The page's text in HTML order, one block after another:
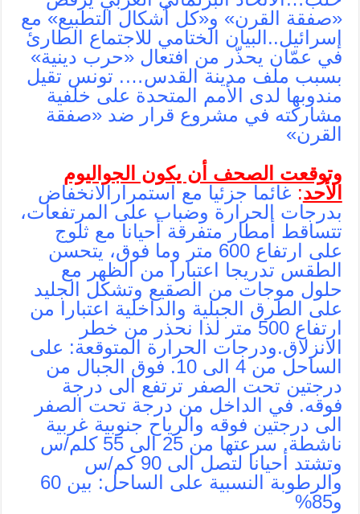
«صفقة القرن» و«كل أشكال التطبيع» مع
إسرائيل..البيان الختامي للاجتماع الطارئ
في عمّان يحذّر من افتعال «حرب دينية»
بسبب ملف مدينة القدس…. تونس تقيل
مندوبها لدى الأمم المتحدة على خلفية
مشاركته في مشروع قرار ضد «صفقة
القرن»
وتوقعت الصحف أن يكون الجواليوم
الأحد: غائما جزئيا مع استمرارالانخفاض
بدرجات الحرارة وضباب على المرتفعات،
تتساقط أمطار متفرقة أحيانا مع ثلوج
على ارتفاع 600 متر وما فوق، يتحسن
الطقس تدريجا اعتبارا من الظهر مع
حلول موجات من الصقيع وتشكل الجليد
على الطرق الجبلية والداخلية اعتبارا من
ارتفاع 500 متر لذا نحذر من خطر
الانزلاق.ودرجات الحرارة المتوقعة: على
الساحل من 4 الى 10. فوق الجبال من
درجتين تحت الصفر ترتفع الى درجة
فوقه. في الداخل من درجة تحت الصفر
الى درجتين فوقه والرياح جنوبية غربية
ناشطة. سرعتها من 25 الى 55 كلم/س
وتشتد أحيانا لتصل الى 90 كم/س
والرطوبة النسبية على الساحل: بين 60
و85%